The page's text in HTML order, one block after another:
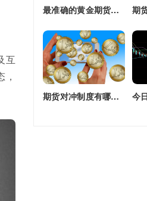
互
最准确的黄金期货交易师(最准确的黄金期货交易师是谁)
期货对冲制度有哪些(期货对冲制度有哪些类型)